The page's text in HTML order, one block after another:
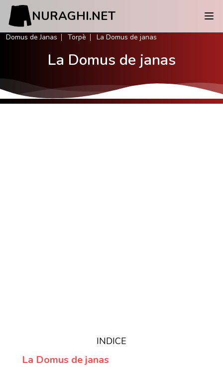
NURAGHI.NET
Domus de Janas Torpè La Domus de janas
La Domus de janas
INDICE
La Domus de janas